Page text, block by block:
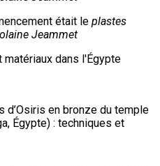
était le plastes
Jeammet
dans l'Égypte
en bronze du temple
Égypte) : techniques et